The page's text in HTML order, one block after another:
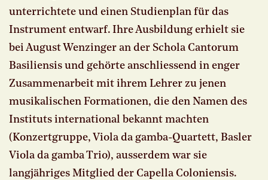
unterrichtete und einen Studienplan für das
Instrument entwarf. Ihre Ausbildung erhielt sie
bei August Wenzinger an der Schola Cantorum
Basiliensis und gehörte anschliessend in enger
Zusammenarbeit mit ihrem Lehrer zu jenen
musikalischen Formationen, die den Namen des
Instituts international bekannt machten
(Konzertgruppe, Viola da gamba-Quartett, Basler
Viola da gamba Trio), ausserdem war sie
langjähriges Mitglied der Capella Coloniensis.